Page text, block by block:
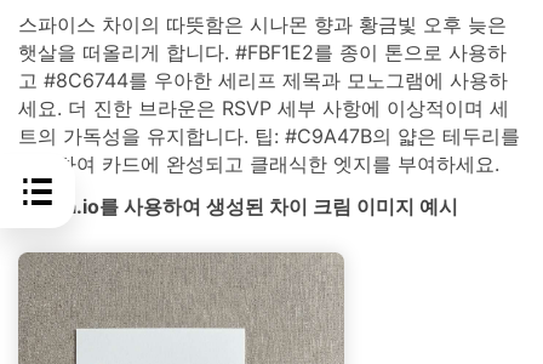
스파이스 차이의 따뜻함은 시나몬 향과 황금빛 오후 늦은
햇살을 떠올리게 합니다. #FBF1E2를 종이 톤으로 사용하
고 #8C6744를 우아한 세리프 제목과 모노그램에 사용하
세요. 더 진한 브라운은 RSVP 세부 사항에 이상적이며 세
트의 가독성을 유지합니다. 팁: #C9A47B의 얇은 테두리를
추가하여 카드에 완성되고 클래식한 엣지를 부여하세요.
media.io를 사용하여 생성된 차이 크림 이미지 예시